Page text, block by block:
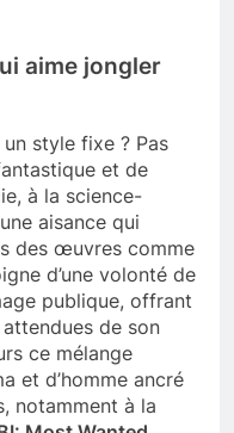
aime jongler
style fixe ? Pas
et de
à la science-
aisance qui
des œuvres comme
d’une volonté de
publique, offrant
de son
ce mélange
et d’homme ancré
notamment à la